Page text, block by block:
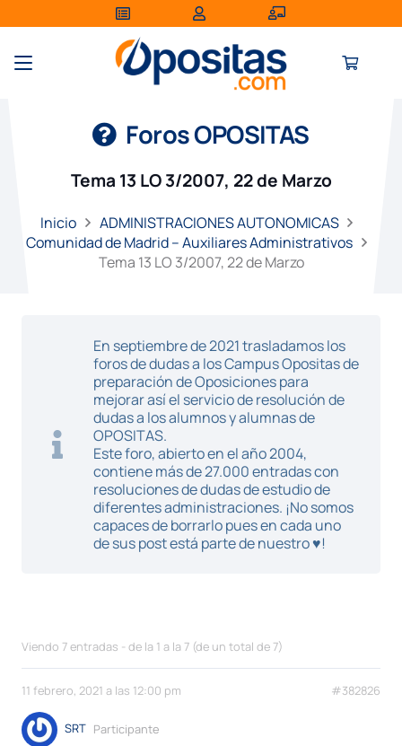
Foros OPOSITAS
Tema 13 LO 3/2007, 22 de Marzo
Inicio
ADMINISTRACIONES AUTONOMICAS
Comunidad de Madrid – Auxiliares Administrativos
Tema 13 LO 3/2007, 22 de Marzo
En septiembre de 2021 trasladamos los
foros de dudas a los Campus Opositas de
preparación de Oposiciones para
mejorar así el servicio de resolución de
dudas a los alumnos y alumnas de
OPOSITAS.
Este foro, abierto en el año 2004,
contiene más de 27.000 entradas con
resoluciones de dudas de estudio de
diferentes administraciones. ¡No somos
capaces de borrarlo pues en cada uno
de sus post está parte de nuestro ♥!
Viendo 7 entradas - de la 1 a la 7 (de un total de 7)
11 febrero, 2021 a las 12:00 pm #382826
SRT Participante